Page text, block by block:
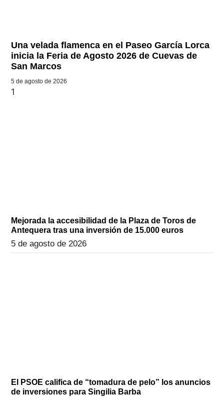
Una velada flamenca en el Paseo García Lorca
inicia la Feria de Agosto 2026 de Cuevas de
San Marcos
5 de agosto de 2026
Mejorada la accesibilidad de la Plaza de Toros de
Antequera tras una inversión de 15.000 euros
5 de agosto de 2026
El PSOE califica de “tomadura de pelo” los anuncios
de inversiones para Singilia Barba